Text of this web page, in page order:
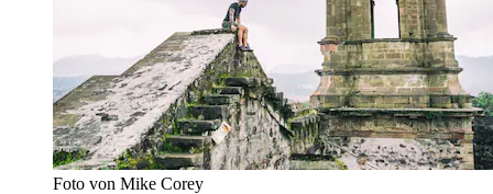
Foto von Mike Corey